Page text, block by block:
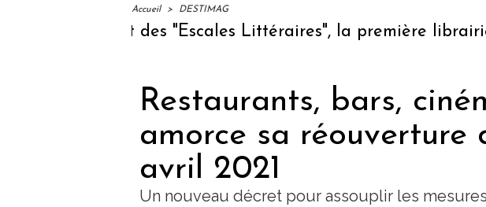
Accueil > DESTIMAG
: lancement des "Escales Littéraires", la première librairie
Restaurants, bars,
amorce sa réouverture
avril 2021
Un nouveau décret pour assouplir les mesures